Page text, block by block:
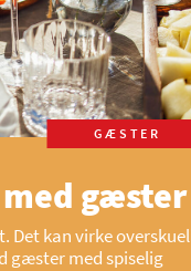
GÆSTER
Det kan virke
gæster med spiselig